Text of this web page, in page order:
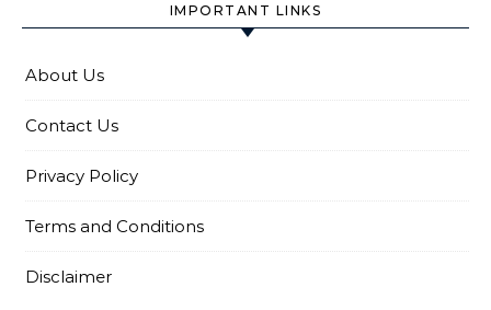
IMPORTANT LINKS
About Us
Contact Us
Privacy Policy
Terms and Conditions
Disclaimer